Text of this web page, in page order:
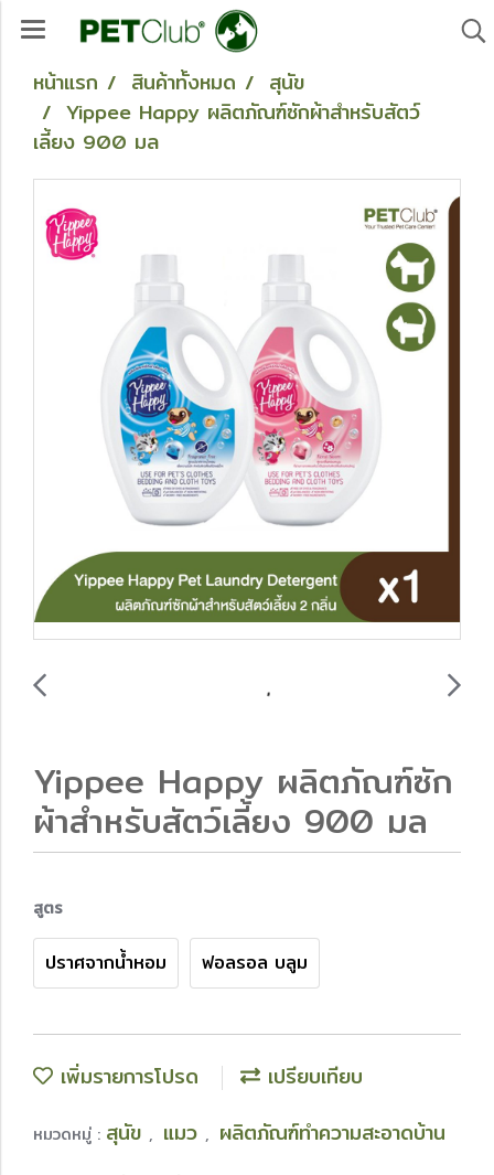
หน้าแรก สินค้าทั้งหมด
สุนัข
Yippee Happy ผลิตภัณฑ์ซักผ้าสำหรับสัตว์
เลี้ยง 900 มล
Yippee Happy ผลิตภัณฑ์ซัก
ผ้าสำหรับสัตว์เลี้ยง 900 มล
สูตร
ปราศจากน้ำหอม ฟอลรอล บลูม
เพิ่มรายการโปรด เปรียบเทียบ
หมวดหมู่ : สุนัข , แมว , ผลิตภัณฑ์ทำความสะอาดบ้าน